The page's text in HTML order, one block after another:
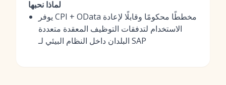
لماذا نحبها
يوفر CPI + OData مخططًا محكومًا وقابلًا لإعادة
الاستخدام لتدفقات التوظيف المعقدة متعددة
البلدان داخل النظام البيئي لـ SAP